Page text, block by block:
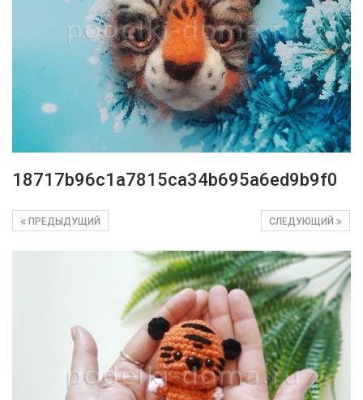
18717b96c1a7815ca34b695a6ed9b9f0
СЛЕДУЮЩИЙ
ПРЕДЫДУЩИЙ